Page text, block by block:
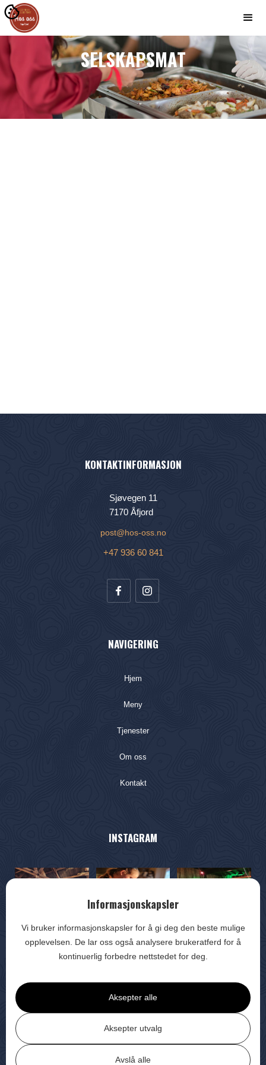
Informasjonskapsler
Vi bruker informasjonskapsler for å gi deg den beste mulige
opplevelsen. De lar oss også analysere brukeratferd for å
kontinuerlig forbedre nettstedet for deg.
Aksepter alle
Aksepter utvalg
Avslå alle
SELSKAPSMAT
KONTAKTINFORMASJON
Sjøvegen 11
7170 Åfjord
post@hos-oss.no
+47 936 60 841
NAVIGERING
Hjem
Meny
Tjenester
Om oss
Kontakt
INSTAGRAM
Se flere bilder
© Alle rettigheter | Hos Oss – Catering og Selskapsmat AS